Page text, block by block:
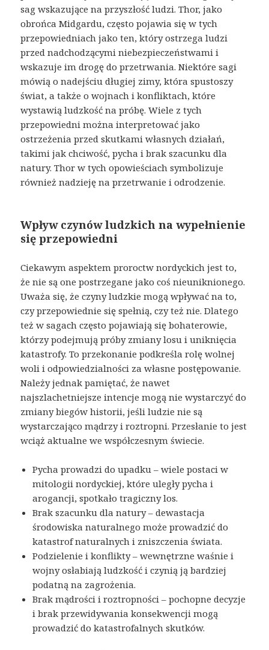
sag wskazujące na przyszłość ludzi. Thor, jako
obrońca Midgardu, często pojawia się w tych
przepowiedniach jako ten, który ostrzega ludzi
przed nadchodzącymi niebezpieczeństwami i
wskazuje im drogę do przetrwania. Niektóre sagi
mówią o nadejściu długiej zimy, która spustoszy
świat, a także o wojnach i konfliktach, które
wystawią ludzkość na próbę. Wiele z tych
przepowiedni można interpretować jako
ostrzeżenia przed skutkami własnych działań,
takimi jak chciwość, pycha i brak szacunku dla
natury. Thor w tych opowieściach symbolizuje
również nadzieję na przetrwanie i odrodzenie.
Wpływ czynów ludzkich na wypełnienie
się przepowiedni
Ciekawym aspektem proroctw nordyckich jest to,
że nie są one postrzegane jako coś nieuniknionego.
Uważa się, że czyny ludzkie mogą wpływać na to,
czy przepowiednie się spełnią, czy też nie. Dlatego
też w sagach często pojawiają się bohaterowie,
którzy podejmują próby zmiany losu i uniknięcia
katastrofy. To przekonanie podkreśla rolę wolnej
woli i odpowiedzialności za własne postępowanie.
Należy jednak pamiętać, że nawet
najszlachetniejsze intencje mogą nie wystarczyć do
zmiany biegów historii, jeśli ludzie nie są
wystarczająco mądrzy i roztropni. Przesłanie to jest
wciąż aktualne we współczesnym świecie.
Pycha prowadzi do upadku – wiele postaci w
mitologii nordyckiej, które uległy pycha i
arogancji, spotkało tragiczny los.
Brak szacunku dla natury – dewastacja
środowiska naturalnego może prowadzić do
katastrof naturalnych i zniszczenia świata.
Podzielenie i konflikty – wewnętrzne waśnie i
wojny osłabiają ludzkość i czynią ją bardziej
podatną na zagrożenia.
Brak mądrości i roztropności – pochopne decyzje
i brak przewidywania konsekwencji mogą
prowadzić do katastrofalnych skutków.